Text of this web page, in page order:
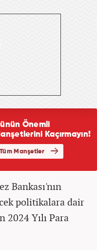
Bankası'nın
politikalara dair
2024 Yılı Para